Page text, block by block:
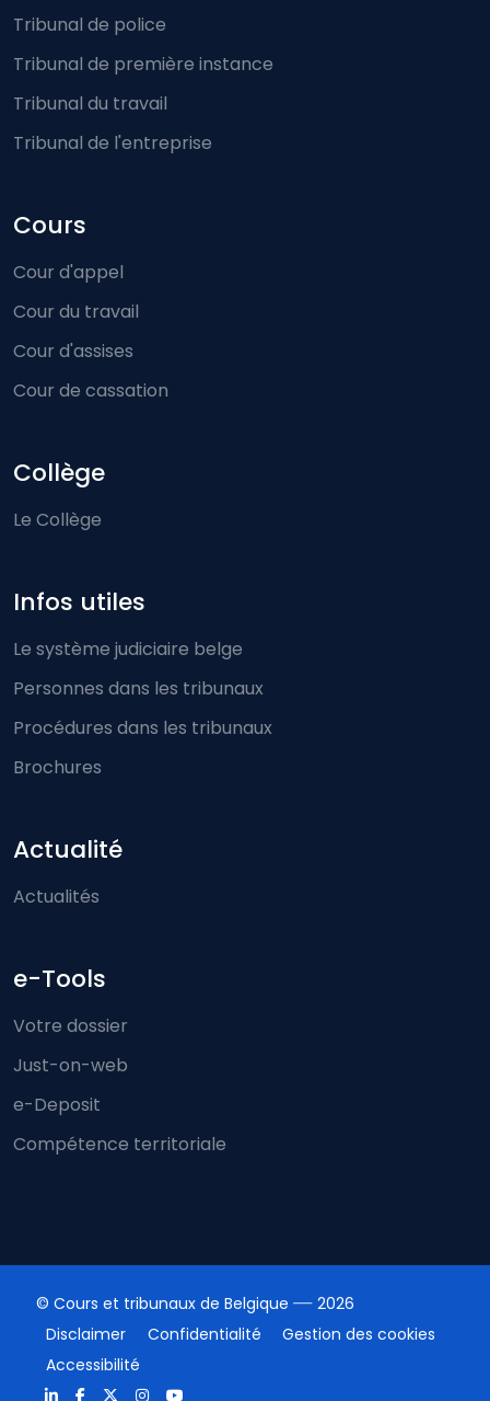
Tribunal de police
Tribunal de première instance
Tribunal du travail
Tribunal de l'entreprise
Cours
Cour d'appel
Cour du travail
Cour d'assises
Cour de cassation
Collège
Le Collège
Infos utiles
Le système judiciaire belge
Personnes dans les tribunaux
Procédures dans les tribunaux
Brochures
Actualité
Actualités
e-Tools
Votre dossier
Just-on-web
e-Deposit
Compétence territoriale
© Cours et tribunaux de Belgique
2026
Disclaimer
Confidentialité
Gestion des cookies
Accessibilité